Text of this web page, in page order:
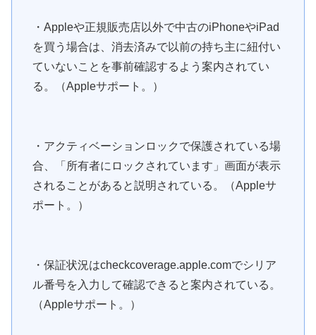
・Appleや正規販売店以外で中古のiPhoneやiPad
を買う場合は、消去済みで以前の持ち主に紐付い
ていないことを事前確認するよう案内されてい
る。（Appleサポート。）
・アクティベーションロックで保護されている場
合、「所有者にロックされています」画面が表示
されることがあると説明されている。（Appleサ
ポート。）
・保証状況はcheckcoverage.apple.comでシリア
ル番号を入力して確認できると案内されている。
（Appleサポート。）